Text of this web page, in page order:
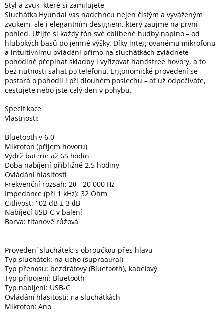
Styl a zvuk, které si zamilujete
Sluchátka Hyundai vás nadchnou nejen čistým a vyváženým
zvukem, ale i elegantním designem, který zaujme na první
pohled. Užijte si každý tón své oblíbené hudby naplno – od
hlubokých basů po jemné výšky. Díky integrovanému mikrofonu
a intuitivnímu ovládání přímo na sluchátkách zvládnete
pohodlně přepínat skladby i vyřizovat handsfree hovory, a to
bez nutnosti sahat po telefonu. Ergonomické provedení se
postará o pohodlí i při dlouhém poslechu – ať už odpočíváte,
cestujete nebo jste celý den v pohybu.
Specifikace
Vlastnosti:
Bluetooth v 6.0
Mikrofon (příjem hovoru)
Výdrž baterie až 65 hodin
Doba nabíjení přibližně 2,5 hodiny
Ovládání hlasitosti
Frekvenční rozsah: 20 - 20 000 Hz
Impedance (při 1 kHz): 32 Ohm
Citlivost: 102 dB ± 3 dB
Nabíjecí USB-C v balení
Barva: titanově růžová
Provedení sluchátek: s obroučkou přes hlavu
Typ sluchátek: na ucho (supraaural)
Typ přenosu: bezdrátový (Bluetooth), kabelový
Typ připojení: Bluetooth
Typ nabíjení: USB-C
Ovládání hlasitosti: na sluchátkách
Mikrofon: Ano